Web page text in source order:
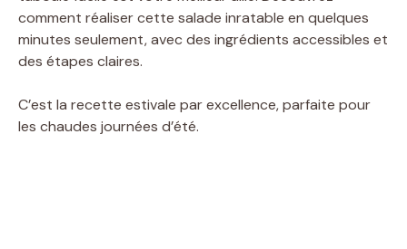
comment réaliser cette salade inratable en quelques
minutes seulement, avec des ingrédients accessibles et
des étapes claires.
C’est la recette estivale par excellence, parfaite pour
les chaudes journées d’été.